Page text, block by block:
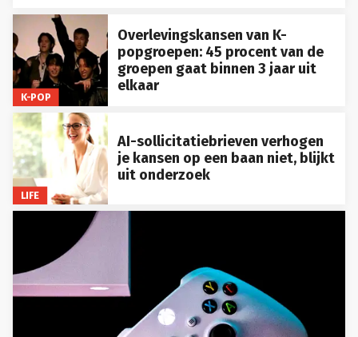
K-POP
Overlevingskansen van K-
popgroepen: 45 procent van de
groepen gaat binnen 3 jaar uit
elkaar
LIFE
AI-sollicitatiebrieven verhogen
je kansen op een baan niet, blijkt
uit onderzoek